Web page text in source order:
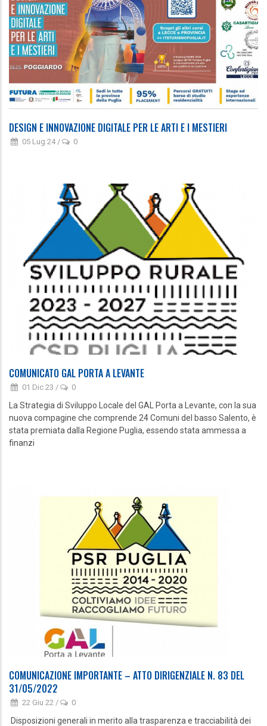
DESIGN E INNOVAZIONE DIGITALE PER LE ARTI E I MESTIERI
05 Lug 24 / 0
COMUNICATO GAL PORTA A LEVANTE
01 Dic 23 / 0
La Strategia di Sviluppo Locale del GAL Porta a Levante, con la sua
nuova compagine che comprende 24 Comuni del basso Salento, è
stata premiata dalla Regione Puglia, essendo stata ammessa a
finanzi
COMUNICAZIONE IMPORTANTE – ATTO DIRIGENZIALE N. 83 DEL
31/05/2022
22 Giu 22 / 0
Disposizioni generali in merito alla trasparenza e tracciabilità dei